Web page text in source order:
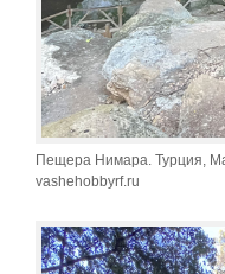
Пещера Нимара. Турция,
vashehobbyrf.ru